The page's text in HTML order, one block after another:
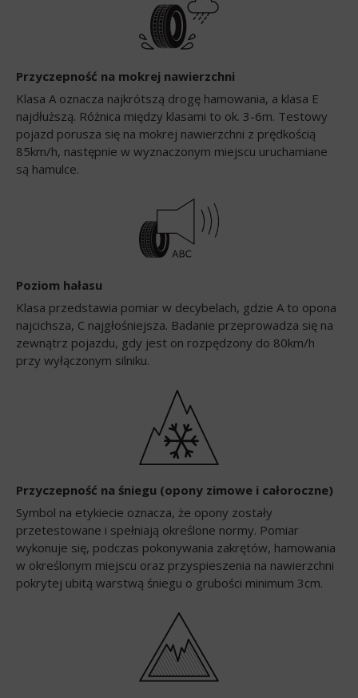
Przyczepność na mokrej nawierzchni
Klasa A oznacza najkrótszą drogę hamowania, a klasa E
najdłuższą. Różnica między klasami to ok. 3-6m. Testowy
pojazd porusza się na mokrej nawierzchni z prędkością
85km/h, następnie w wyznaczonym miejscu uruchamiane
są hamulce.
Poziom hałasu
Klasa przedstawia pomiar w decybelach, gdzie A to opona
najcichsza, C najgłośniejsza. Badanie przeprowadza się na
zewnątrz pojazdu, gdy jest on rozpędzony do 80km/h
przy wyłączonym silniku.
Przyczepność na śniegu (opony zimowe i całoroczne)
Symbol na etykiecie oznacza, że opony zostały
przetestowane i spełniają określone normy. Pomiar
wykonuje się, podczas pokonywania zakrętów, hamowania
w określonym miejscu oraz przyspieszenia na nawierzchni
pokrytej ubitą warstwą śniegu o grubości minimum 3cm.